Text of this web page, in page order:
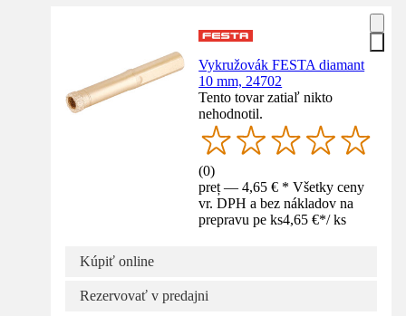
Vykružovák FESTA diamant
10 mm, 24702
Tento tovar zatiaľ nikto
nehodnotil.
(0)
preț — 4,65 € * Všetky ceny
vr. DPH a bez nákladov na
prepravu pe ks4,65 €*/ ks
Kúpiť online
Rezervovať v predajni